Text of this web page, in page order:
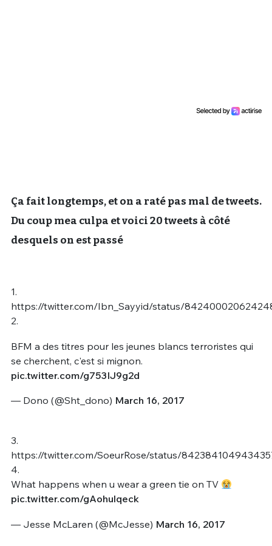
Ça fait longtemps, et on a raté pas mal de tweets.
Du coup mea culpa et voici 20 tweets à côté
desquels on est passé
1.
https://twitter.com/Ibn_Sayyid/status/
2.
BFM a des titres pour les jeunes blancs terroristes qui
se cherchent, c'est si mignon.
pic.twitter.com/g753IJ9g2d
— Dono (@Sht_dono) March 16, 2017
3.
https://twitter.com/SoeurRose/status/
4.
What happens when u wear a green tie on TV
pic.twitter.com/gAohulqeck
— Jesse McLaren (@McJesse) March 16, 2017